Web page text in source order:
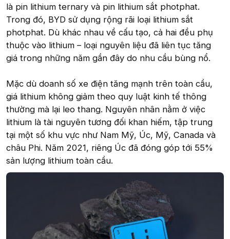
là pin lithium ternary và pin lithium sắt photphat.
Trong đó, BYD sử dụng rộng rãi loại lithium sắt
photphat. Dù khác nhau về cấu tạo, cả hai đều phụ
thuộc vào lithium – loại nguyên liệu đã liên tục tăng
giá trong những năm gần đây do nhu cầu bùng nổ.
Mặc dù doanh số xe điện tăng mạnh trên toàn cầu,
giá lithium không giảm theo quy luật kinh tế thông
thường mà lại leo thang. Nguyên nhân nằm ở việc
lithium là tài nguyên tương đối khan hiếm, tập trung
tại một số khu vực như Nam Mỹ, Úc, Mỹ, Canada và
châu Phi. Năm 2021, riêng Úc đã đóng góp tới 55%
sản lượng lithium toàn cầu.